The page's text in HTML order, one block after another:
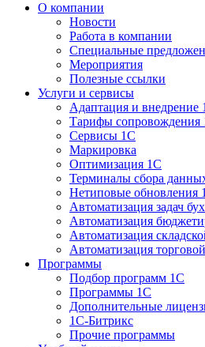
О компании
Новости
Работа в компании
Специальные
Мероприятия
Полезные ссылки
Услуги и сервисы
Адаптация и внедрение
Тарифы сопровождения
Сервисы 1С
Маркировка
Оптимизация 1С
Терминалы сбора
Нетиповые обновления
Автоматизация задач
Автоматизация
Автоматизация
Автоматизация
Программы
Подбор программ 1С
Программы 1С
Дополнительные
1С-Битрикс
Прочие программы